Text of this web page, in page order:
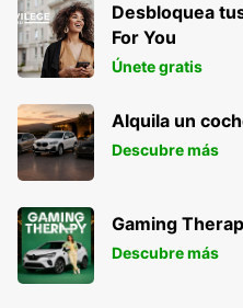
ANTOFAGASTA
ANTOFAGASTA - CHILE
Desbloquea
For You
Únete gratis
Alquila un
Descubre más
Gaming
Descubre más